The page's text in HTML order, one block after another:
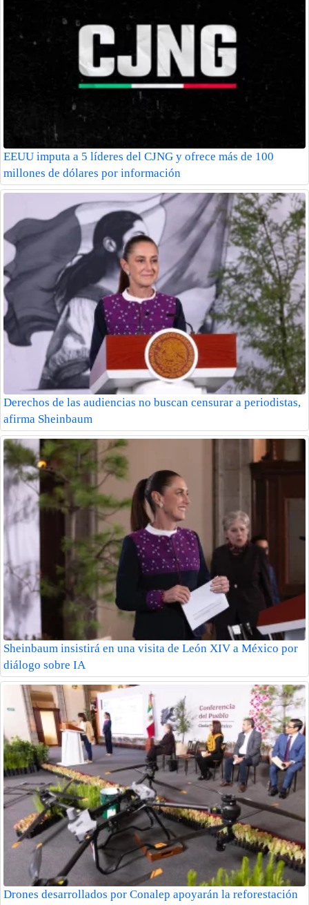
EEUU imputa a 5 líderes del CJNG y ofrece más de 100
millones de dólares por información
Derechos de las audiencias no buscan censurar a periodistas,
afirma Sheinbaum
Sheinbaum insistirá en una visita de León XIV a México por
diálogo sobre IA
Drones desarrollados por Conalep apoyarán la reforestación